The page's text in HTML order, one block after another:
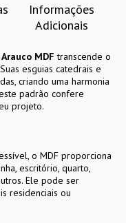
Informações
Adicionais
MDF transcende o
esguias catedrais e
criando uma harmonia
padrão confere
projeto.
o MDF proporciona
escritório, quarto,
Ele pode ser
residenciais ou